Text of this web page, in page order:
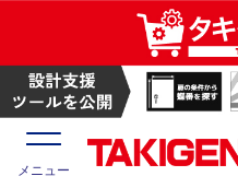
メニュー
搭乗用作業車 | TAKIGEN | タ